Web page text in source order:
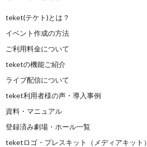
teket(テケト)とは？
イベント作成の方法
ご利用料金について
teketの機能ご紹介
ライブ配信について
teket利用者様の声・導入事例
資料・マニュアル
登録済み劇場・ホール一覧
teketロゴ・プレスキット（メディアキット）